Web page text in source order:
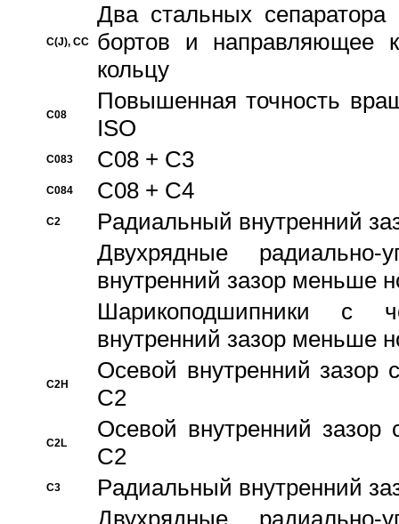
C(J), CC
Два стальных сепаратора
бортов и направляющее
кольцу
C08
Повышенная точность
ISO
C083 C08 + C3
C084 C08 + C4
C2
Pадиальный внутренний
Двухрядные радиально-
внутренний зазор меньше
Шарикоподшипники с
внутренний зазор меньше
C2H
Осевой внутренний зазор
C2
C2L
Осевой внутренний зазор
C2
C3
Pадиальный внутренний
Двухрядные